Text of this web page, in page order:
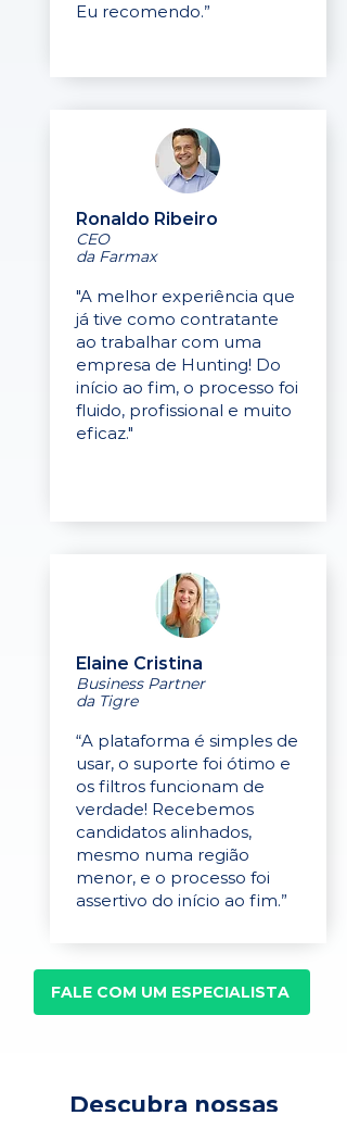
Eu recomendo.”
Ronaldo Ribeiro
CEO
da Farmax
"A melhor experiência que
já tive como contratante
ao trabalhar com uma
empresa de Hunting! Do
início ao fim, o processo foi
fluido, profissional e muito
eficaz."
Elaine Cristina
Business Partner
da Tigre
“A plataforma é simples de
usar, o suporte foi ótimo e
os filtros funcionam de
verdade! Recebemos
candidatos alinhados,
mesmo numa região
menor, e o processo foi
assertivo do início ao fim.”
FALE COM UM ESPECIALISTA
Descubra nossas